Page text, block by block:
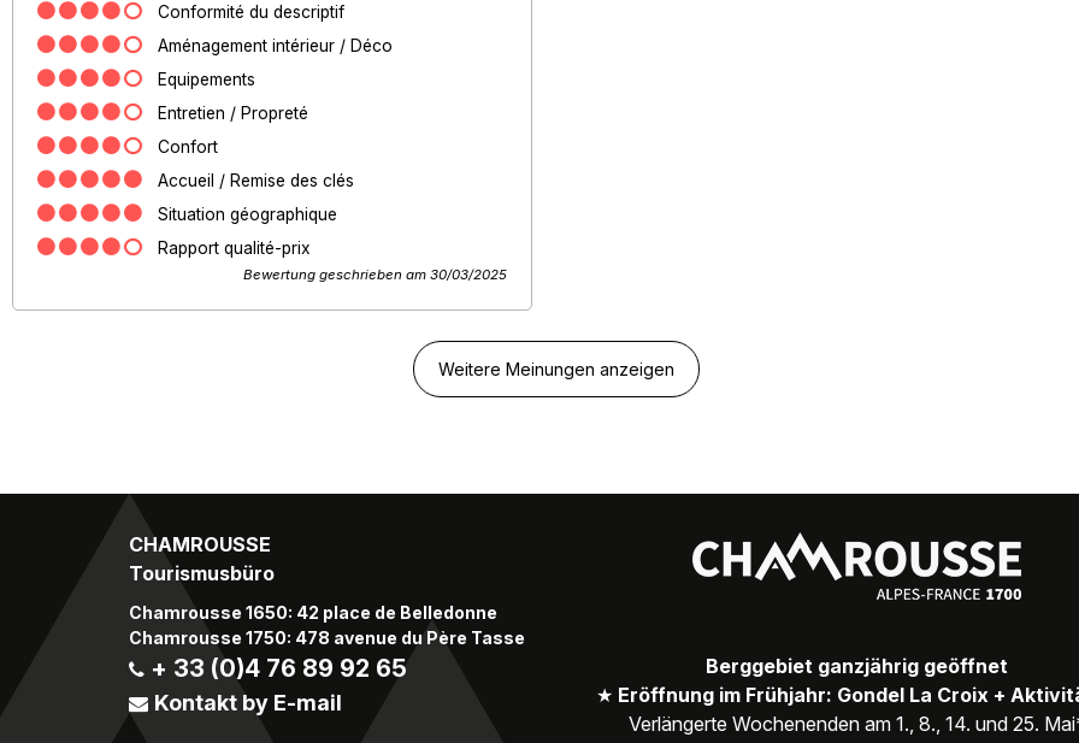
Conformité du descriptif
Aménagement intérieur / Déco
Equipements
Entretien / Propreté
Confort
Accueil / Remise des clés
Situation géographique
Rapport qualité-prix
Bewertung geschrieben am 30/03/2025
Weitere Meinungen anzeigen
CHAMROUSSE
Tourismusbüro
Chamrousse 1650: 42 place de Belledonne
Chamrousse 1750: 478 avenue du Père Tasse
+ 33 (0)4 76 89 92 65
Kontakt by E-mail
Berggebiet ganzjährig geöffnet
★ Eröffnung im Frühjahr: Gondel La Croix +
Verlängerte Wochenenden am 1., 8., 14. und 25.